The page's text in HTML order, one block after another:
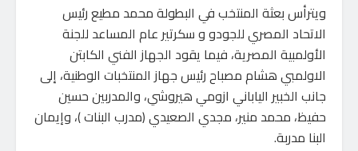
ويترأس بعثة المنتخب في البطولة محمد مطيع رئيس
الاتحاد المصري للجودو و سكرتير عام المساعد للجنة
الأولمبية المصرية، فيما يقود الجهاز الفني الكابتن
الاولمبي هشام مصباح رئيس جهاز المنتخبات الوطنية، إلى
جانب الخبير الياباني ازومي هيروشي، والمدربين حسين
حفيظ، محمد منير، مجدي الصعيدي (مدرب البنات )، وإيمان
البنا مدربة.